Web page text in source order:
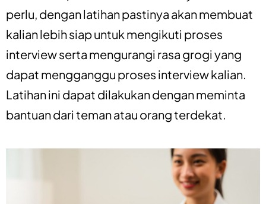
perlu, dengan latihan pastinya akan membuat
kalian lebih siap untuk mengikuti proses
interview serta mengurangi rasa grogi yang
dapat mengganggu proses interview kalian.
Latihan ini dapat dilakukan dengan meminta
bantuan dari teman atau orang terdekat.